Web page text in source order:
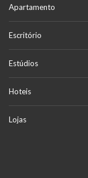
Apartamento
Escritório
Estúdios
Hoteis
Lojas